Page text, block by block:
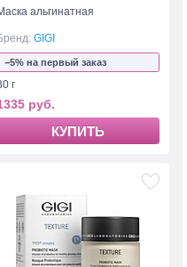
альгинатная
GIGI
−5% на первый заказ
г
руб.
КУПИТЬ